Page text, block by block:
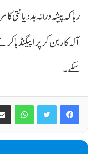
رہا کہ پیشہ ورانہ بد دیانتی
آلہ کار بن کر پراپیگنڈہا
سکے۔
Facebook
Twitter